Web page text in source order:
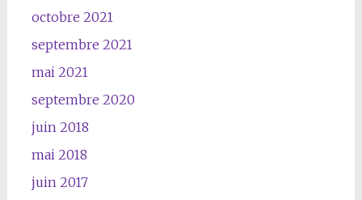
octobre 2021
septembre 2021
mai 2021
septembre 2020
juin 2018
mai 2018
juin 2017